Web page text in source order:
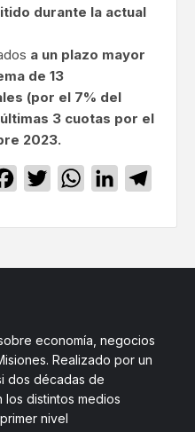
durante la actual
a un plazo mayor
de 13
(por el 7% del
3 cuotas por el
2023.
Facebook
TwitterWhatsApp
LinkedIn
economía, negocios
Realizado por un
dos décadas de
distintos medios
nivel